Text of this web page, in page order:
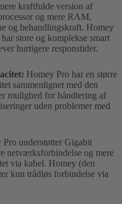
kraftfulde version af
og mere RAM,
og behandlingskraft. Homey
store og komplekse smart
hurtigere responstider.
Homey Pro har en større
sammenlignet med den
mulighed for håndtering af
uden problemer med
Pro understøtter Gigabit
netværksforbindelse og mere
via kabel. Homey (den
kun trådløs forbindelse via